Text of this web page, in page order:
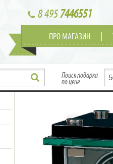
8 4957446551
ПРО МАГАЗИН
Поиск подарка
по цене: